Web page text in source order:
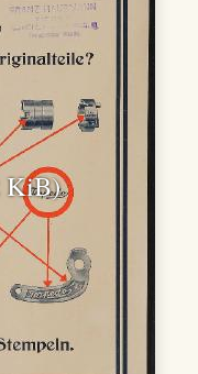
KiB)